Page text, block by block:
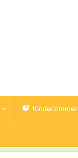
Kinderzimmer